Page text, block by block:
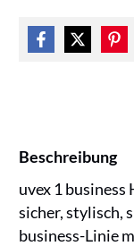
Beschreibung
uvex 1 business
sicher, stylisch,
business-Linie